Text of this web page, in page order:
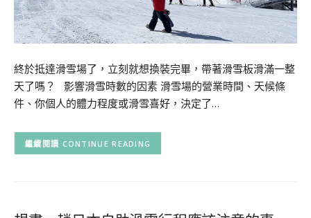
終於抵達滑雪場了，立刻就想換裝完畢，帶著滑雪板滑滿一整
天了嗎？ 影響滑雪時數的因素 滑雪場的營業時間、天候條
件、你個人的體力程度或滑雪喜好，決定了…
CONTINUE READING